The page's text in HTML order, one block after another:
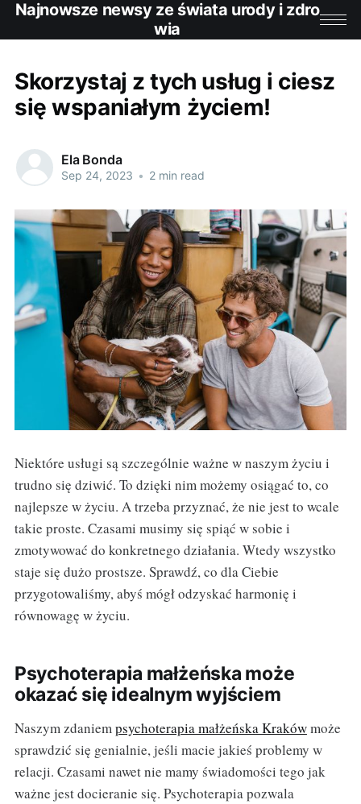
Najnowsze newsy ze świata urody i zdro
wia
Skorzystaj z tych usług i ciesz
się wspaniałym życiem!
Ela Bonda
Sep 24, 2023 • 2 min read
Niektóre usługi są szczególnie ważne w naszym życiu i
trudno się dziwić. To dzięki nim możemy osiągać to, co
najlepsze w życiu. A trzeba przyznać, że nie jest to wcale
takie proste. Czasami musimy się spiąć w sobie i
zmotywować do konkretnego działania. Wtedy wszystko
staje się dużo prostsze. Sprawdź, co dla Ciebie
przygotowaliśmy, abyś mógł odzyskać harmonię i
równowagę w życiu.
Psychoterapia małżeńska może
okazać się idealnym wyjściem
Naszym zdaniempsychoterapia małżeńska Krakówmoże
sprawdzić się genialnie, jeśli macie jakieś problemy w
relacji. Czasami nawet nie mamy świadomości tego jak
ważne jest docieranie się. Psychoterapia pozwala